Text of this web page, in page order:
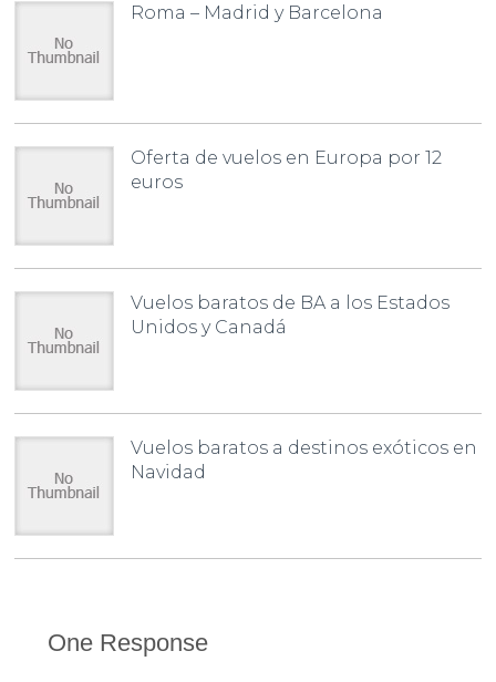
Roma – Madrid y Barcelona
Oferta de vuelos en Europa por 12
euros
Vuelos baratos de BA a los Estados
Unidos y Canadá
Vuelos baratos a destinos exóticos en
Navidad
One Response